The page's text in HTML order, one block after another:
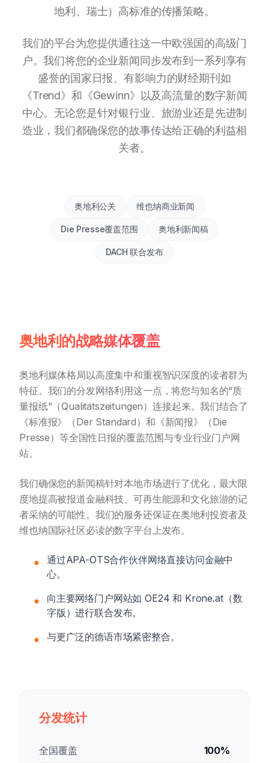
地利、瑞士）高标准的传播策略。
我们的平台为您提供通往这一中欧强国的高级门
户。我们将您的企业新闻同步发布到一系列享有
盛誉的国家日报、有影响力的财经期刊如
《Trend》和《Gewinn》以及高流量的数字新闻
中心。无论您是针对银行业、旅游业还是先进制
造业，我们都确保您的故事传达给正确的利益相
关者。
奥地利公关 维也纳商业新闻
Die Presse覆盖范围 奥地利新闻稿
DACH 联合发布
奥地利的战略媒体覆盖
奥地利媒体格局以高度集中和重视智识深度的读者群为
特征。我们的分发网络利用这一点，将您与知名的“质
量报纸”（Qualitätszeitungen）连接起来。我们结合了
《标准报》（Der Standard）和《新闻报》（Die
Presse）等全国性日报的覆盖范围与专业行业门户网
站。
我们确保您的新闻稿针对本地市场进行了优化，最大限
度地提高被报道金融科技、可再生能源和文化旅游的记
者采纳的可能性。我们的服务还保证在奥地利投资者及
维也纳国际社区必读的数字平台上发布。
●
通过APA-OTS合作伙伴网络直接访问金融中
心。
●
向主要网络门户网站如 OE24 和 Krone.at（数
字版）进行联合发布。
● 与更广泛的德语市场紧密整合。
分发统计
全国覆盖 100%